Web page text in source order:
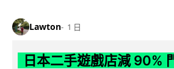
Lawton 1 日
日本二手遊戲店減 90%